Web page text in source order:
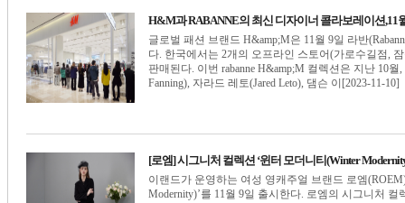
H&M과 RABANNE의 최신 디자이너 콜라보레이션,11
글로벌 패션 브랜드 H&amp;M은 11월 9일 라반
다. 한국에서는 2개의 오프라인 스토어(가로수길점,
판매된다. 이번 rabanne H&amp;M 컬렉션은 지난 10
Fanning), 자라드 레토(Jared Leto), 댐슨 이[2023-11-10]
[로엠] 시그니처 컬렉션 ‘윈터 모더니티(Winter
이랜드가 운영하는 여성 영캐주얼 브랜드 로엠
Modernity)’를 11월 9일 출시한다. 로엠의 시그니처